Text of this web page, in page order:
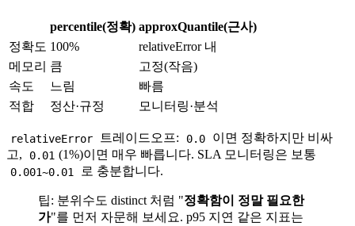
percentile(정확) approxQuantile(근사)
정확도 100%
relativeError 내
메모리 큼
고정(작음)
속도
느림
빠름
적합
정산·규정 모니터링·분석
relativeError 트레이드오프: 0.0
이면 정확하지만 비싸
고,
0.01 (1%)이면 매우 빠릅니다. SLA 모니터링은 보통
0.001~0.01 로 충분합니다.
팁: 분위수도 distinct 처럼 "정확함이 정말 필요한
가"를 먼저 자문해 보세요. p95 지연 같은 지표는